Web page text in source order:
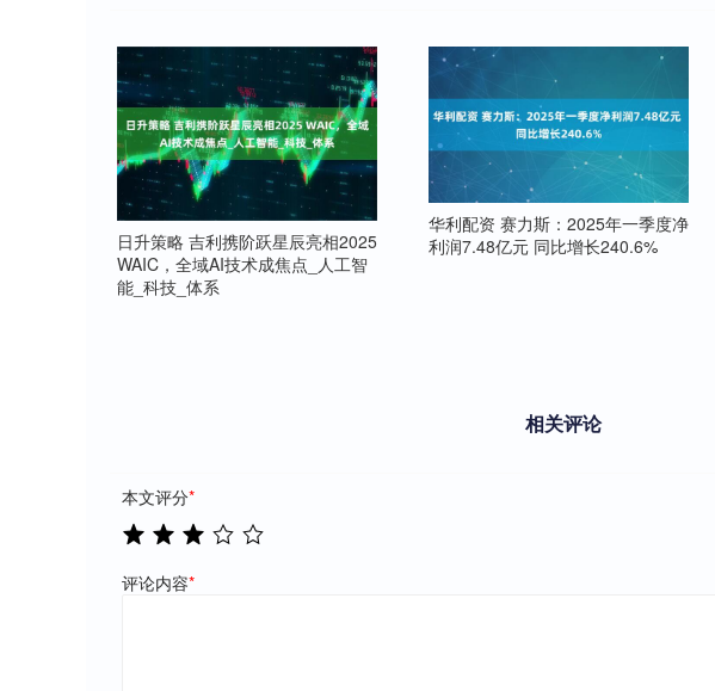
日升策略 吉利携阶跃星辰亮相2025
WAIC，全域AI技术成焦点_人工智
能_科技_体系
华利配资 赛力斯：2025年一季度净
利润7.48亿元 同比增长240.6%
相关评论
本文评分*
评论内容*